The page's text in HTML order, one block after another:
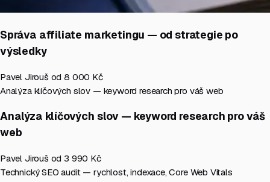
Správa affiliate marketingu — od strategie po
výsledky
Pavel Jirouš od 8 000 Kč
Analýza klíčových slov — keyword research pro váš web
Analýza klíčových slov — keyword research pro váš
web
Pavel Jirouš od 3 990 Kč
Technický SEO audit — rychlost, indexace, Core Web Vitals